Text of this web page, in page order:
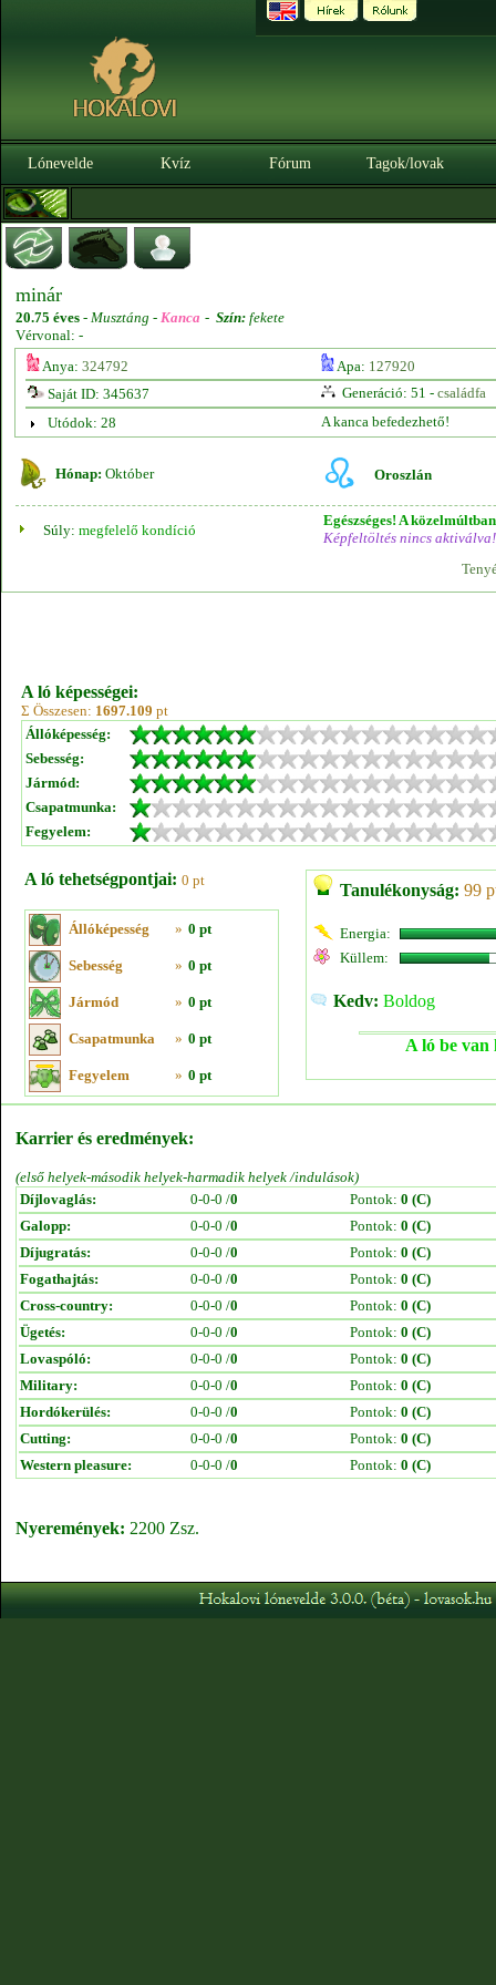
Lónevelde Kvíz Fórum Tagok/lovak
minár
20.75 éves - Musztáng - Kanca - Szín: fekete
Vérvonal: -
Anya: 324792 Apa: 127920
Saját ID: 345637
Generáció: 51 - családfa
Utódok: 28
A kanca befedezhető!
Hónap: Október Oroszlán
Súly: megfelelő kondíció
Egészséges! A
Képfeltöltés nincs aktiválva!
A ló képességei:
Σ Összesen: 1697.109 pt
Állóképesség:
Sebesség:
Jármód:
Csapatmunka:
Fegyelem:
A ló tehetségpontjai: 0 pt
Állóképesség » 0 pt
Sebesség » 0 pt
Jármód » 0 pt
Csapatmunka » 0 pt
Fegyelem » 0 pt
Tanulékonyság: 99
Energia:
Küllem:
Kedv: Boldog
A ló be van
Karrier és eredmények:
(első helyek-második helyek-harmadik helyek /indulások)
Díjlovaglás:
0-0-0 /0 Pontok: 0 (C)
Galopp:
0-0-0 /0 Pontok: 0 (C)
Díjugratás:
0-0-0 /0 Pontok: 0 (C)
Fogathajtás:
0-0-0 /0 Pontok: 0 (C)
Cross-country:
0-0-0 /0 Pontok: 0 (C)
Ügetés:
0-0-0 /0 Pontok: 0 (C)
Lovaspóló:
0-0-0 /0 Pontok: 0 (C)
Military:
0-0-0 /0 Pontok: 0 (C)
Hordókerülés:
0-0-0 /0 Pontok: 0 (C)
Cutting:
0-0-0 /0 Pontok: 0 (C)
Western pleasure:
0-0-0 /0 Pontok: 0 (C)
Nyeremények: 2200 Zsz.